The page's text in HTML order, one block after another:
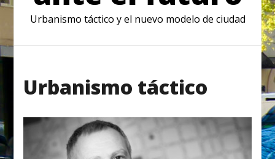
Urbanismo táctico y el nuevo modelo de ciudad
Urbanismo táctico